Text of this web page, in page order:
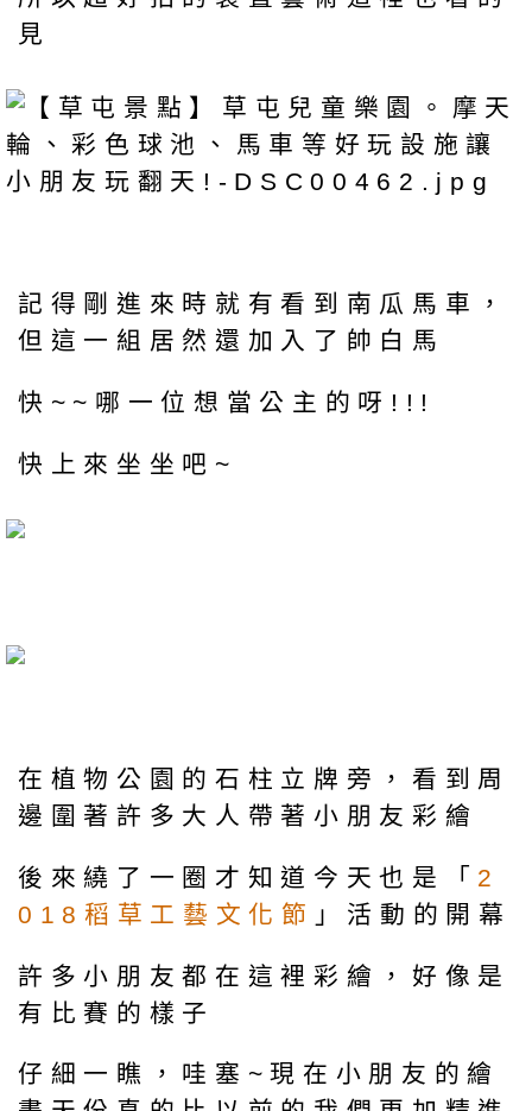
見
記得剛進來時就有看到南瓜馬車，
但這一組居然還加入了帥白馬
快~~哪一位想當公主的呀!!!
快上來坐坐吧~
在植物公園的石柱立牌旁，看到周
邊圍著許多大人帶著小朋友彩繪
後來繞了一圈才知道今天也是「 2
018稻草工藝文化節 」活動的開幕
許多小朋友都在這裡彩繪，好像是
有比賽的樣子
仔細一瞧，哇塞~現在小朋友的繪